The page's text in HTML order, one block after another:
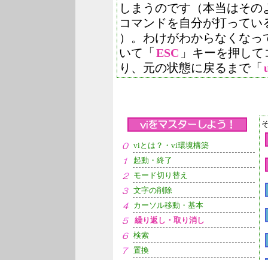
しまうのです（本当はそ
コマンドを自分が打って
）。わけがわからなくな
いて「 ESC 」キーを押し
り、元の状態に戻るまで「
viとは？・vi環境構築
起動・終了
モード切り替え
文字の削除
カーソル移動・基本
繰り返し・取り消し
検索
置換